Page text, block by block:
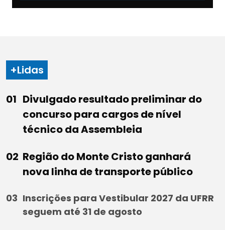
+Lidas
Divulgado resultado preliminar do
concurso para cargos de nível
técnico da Assembleia
Região do Monte Cristo ganhará
nova linha de transporte público
Inscrições para Vestibular 2027 da UFRR
seguem até 31 de agosto